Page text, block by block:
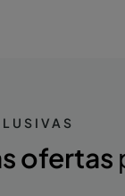
ofertas